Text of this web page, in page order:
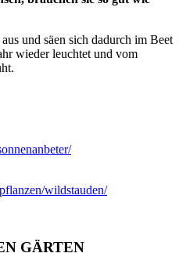
und säen sich dadurch im Beet
wieder leuchtet und vom
wildstauden/
GÄRTEN